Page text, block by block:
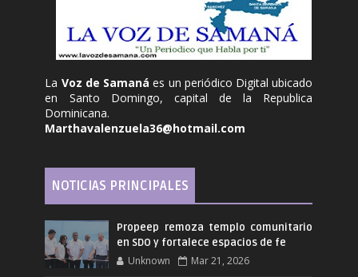
La Voz de Samanáes un periódico Digital ubicado
en Santo Domingo, capital de la Republica
Dominicana.
Marthavalenzuela36@hotmail.com
NOTICIAS PRINCIPALES
Propeep remoza templo comunitario
en SDO y fortalece espacios de fe
Unknown Mar 21, 2026